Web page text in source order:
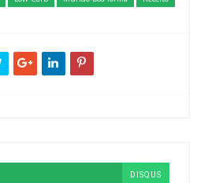
DISQUS